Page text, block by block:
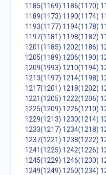
1185(1169) 1186(1170)
1189(1173) 1190(1174)
1193(1177) 1194(1178)
1197(1181) 1198(1182)
1201(1185) 1202(1186)
1205(1189) 1206(1190)
1209(1993) 1210(1194)
1213(1197) 1214(1198)
1217(1201) 1218(1202)
1221(1205) 1222(1206)
1225(1209) 1226(1210)
1229(1213) 1230(1214)
1233(1217) 1234(1218)
1237(1221) 1238(1222)
1241(1225) 1242(1226)
1245(1229) 1246(1230)
1249(1249) 1250(1234)